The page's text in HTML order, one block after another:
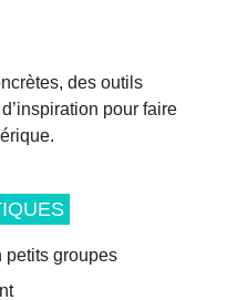
des outils
pour faire
petits groupes